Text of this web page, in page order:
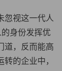
忽视这一代人
身份发挥优
道，反而能高
的企业中，